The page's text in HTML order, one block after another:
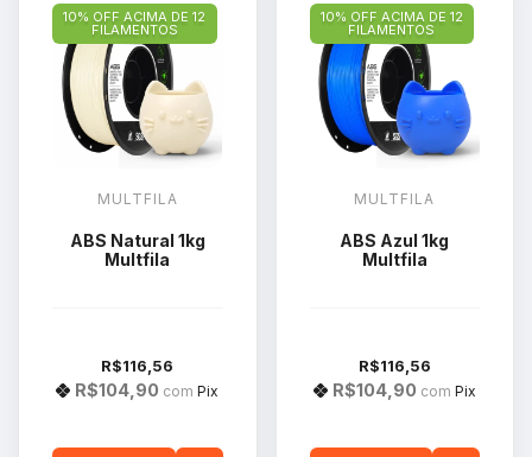
10% OFF ACIMA DE 12
FILAMENTOS
MULTFILA
ABS Natural 1kg
Multfila
R$116,56
R$104,90 com Pix
10% OFF ACIMA DE 12
FILAMENTOS
MULTFILA
ABS Azul 1kg
Multfila
R$116,56
R$104,90 com Pix